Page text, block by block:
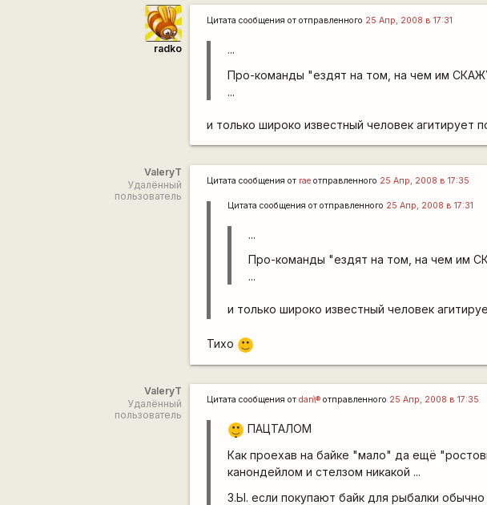
radko
Цитата сообщения ототправленного 25 Апр, 2008 в 17:31
...
Про-команды "ездят на том, на чем им
...
и только широко известный человек агитирует
ValeryT
Удалённый
пользователь
Цитата сообщения от rae отправленного 25 Апр, 2008 в 17:35
Цитата сообщения ототправленного 25 Апр, 2008 в 17:31
...
Про-команды "ездят на том, на чем им
...
и только широко известный человек
Тихо :)
ValeryT
Удалённый
пользователь
Цитата сообщения отdan\® отправленного 25 Апр, 2008 в 17:35
|-)
_)
ПАЦТАЛОМ
Как проехав на байке "мало" да ещё
канондейлом и стелзом никакой ...
З.Ы. если покупают байк для рыбалки